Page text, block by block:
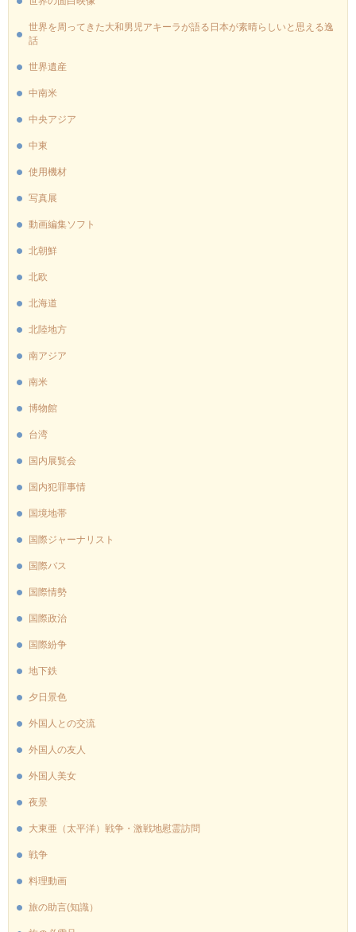
世界を周ってきた大和男児アキーラが語る日本が素晴らしいと思える逸
話
世界遺産
中南米
中央アジア
中東
使用機材
写真展
動画編集ソフト
北朝鮮
北欧
北海道
北陸地方
南アジア
南米
博物館
台湾
国内展覧会
国内犯罪事情
国境地帯
国際ジャーナリスト
国際バス
国際情勢
国際政治
国際紛争
地下鉄
夕日景色
外国人との交流
外国人の友人
外国人美女
夜景
大東亜（太平洋）戦争・激戦地慰霊訪問
戦争
料理動画
旅の助言(知識）